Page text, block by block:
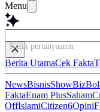
Menu
Ketik pertanyaanmu di
Berita UtamaCek Fakta
NewsBisnisShowBiz
FaktaEnam PlusSaham
OffIslamiCitizen6Opini